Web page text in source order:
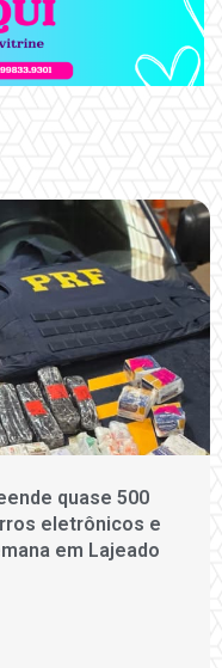
quase 500
eletrônicos e
em Lajeado